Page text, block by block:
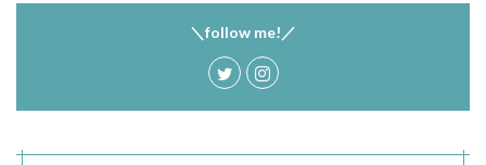
＼follow me!／